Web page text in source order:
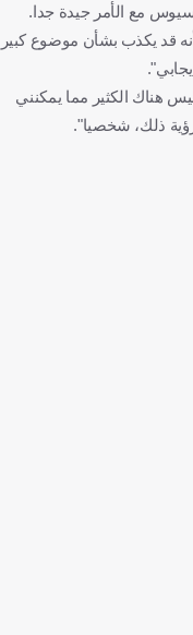
مع الأمر جيدة جدا.
قد يكذب بشأن موضوع كبير
هناك الكثير مما يمكنني
رؤية ذلك، شخصيا".